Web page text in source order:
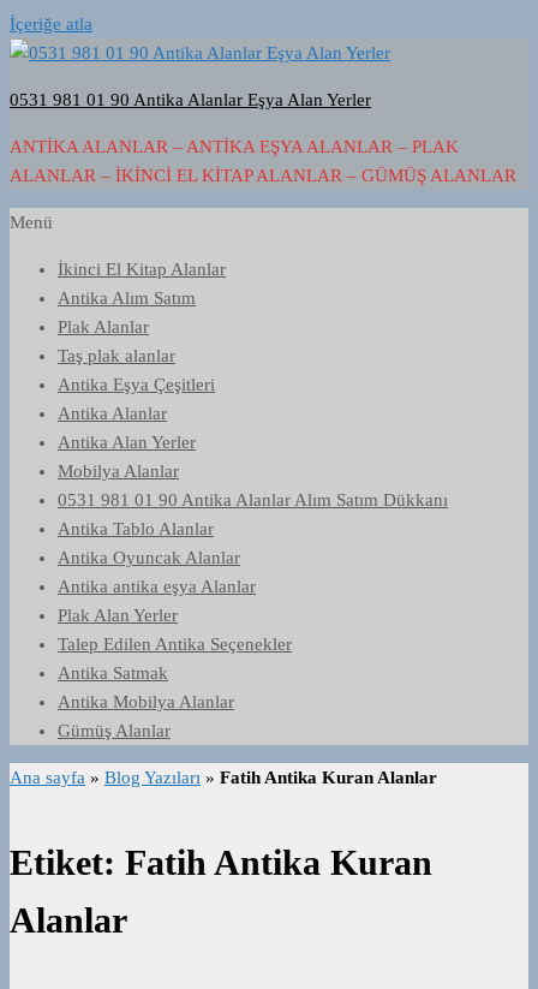
İçeriğe atla
0531 981 01 90 Antika Alanlar Eşya Alan Yerler
ANTIKA ALANLAR – ANTIKA EŞYA ALANLAR – PLAK
ALANLAR – İKINCI EL KITAP ALANLAR – GÜMÜŞ ALANLAR
Menü
İkinci El Kitap Alanlar
Antika Alım Satım
Plak Alanlar
Taş plak alanlar
Antika Eşya Çeşitleri
Antika Alanlar
Antika Alan Yerler
Mobilya Alanlar
0531 981 01 90 Antika Alanlar Alım Satım Dükkanı
Antika Tablo Alanlar
Antika Oyuncak Alanlar
Antika antika eşya Alanlar
Plak Alan Yerler
Talep Edilen Antika Seçenekler
Antika Satmak
Antika Mobilya Alanlar
Gümüş Alanlar
Ana sayfa » Blog Yazıları » Fatih Antika Kuran Alanlar
Etiket: Fatih Antika Kuran
Alanlar